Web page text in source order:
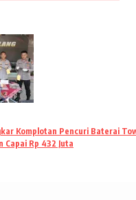
Komplotan Pencuri Baterai
Capai Rp 432 Juta